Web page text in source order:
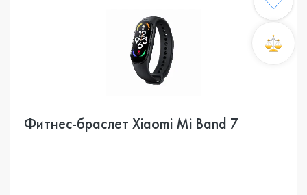
Фитнес-браслет Xiaomi Mi Band 7